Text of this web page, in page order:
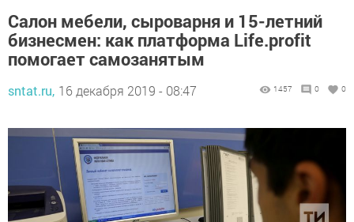
Салон мебели, сыроварня и 15-летний
бизнесмен: как платформа Life.profit
помогает самозанятым
sntat.ru, 16 декабря 2019 - 08:47 1457 0 0